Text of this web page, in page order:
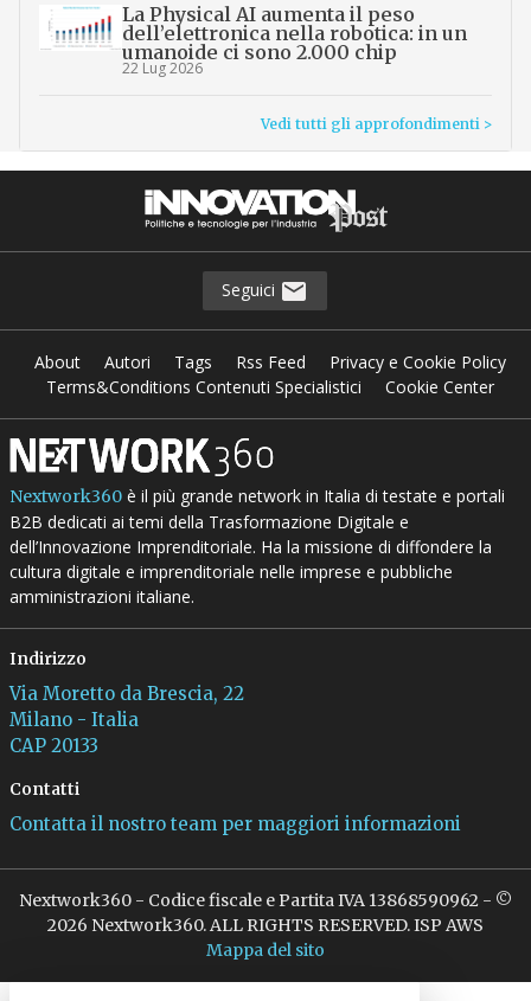
La Physical AI aumenta il peso
dell’elettronica nella robotica: in un
umanoide ci sono 2.000 chip
22 Lug 2026
Vedi tutti gli approfondimenti >
Seguici
About Autori Tags Rss Feed
Privacy e Cookie Policy
Terms&Conditions Contenuti Specialistici
Cookie Center
Nextwork360è il più grande network in Italia di testate e portali
B2B dedicati ai temi della Trasformazione Digitale e
dell’Innovazione Imprenditoriale. Ha la missione di diffondere la
cultura digitale e imprenditoriale nelle imprese e pubbliche
amministrazioni italiane.
Indirizzo
Via Moretto da Brescia, 22
Milano - Italia
CAP 20133
Contatti
Contatta il nostro team per maggiori informazioni
Nextwork360 - Codice fiscale e Partita IVA 13868590962 - ©
2026 Nextwork360. ALL RIGHTS RESERVED. ISP AWS
Mappa del sito